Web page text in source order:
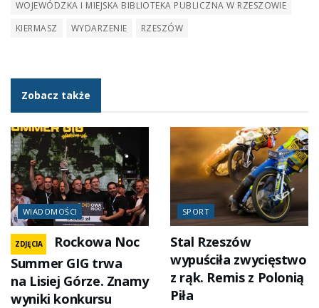
WOJEWÓDZKA I MIEJSKA BIBLIOTEKA PUBLICZNA W RZESZOWIE
KIERMASZ
WYDARZENIE RZESZÓW
Zobacz także
WIADOMOŚCI
ZDJĘCIA
Rockowa Noc
Summer GIG trwa
na Lisiej Górze. Znamy
wyniki konkursu
SPORT
Stal Rzeszów
wypuściła zwycięstwo
z rąk. Remis z Polonią
Piła